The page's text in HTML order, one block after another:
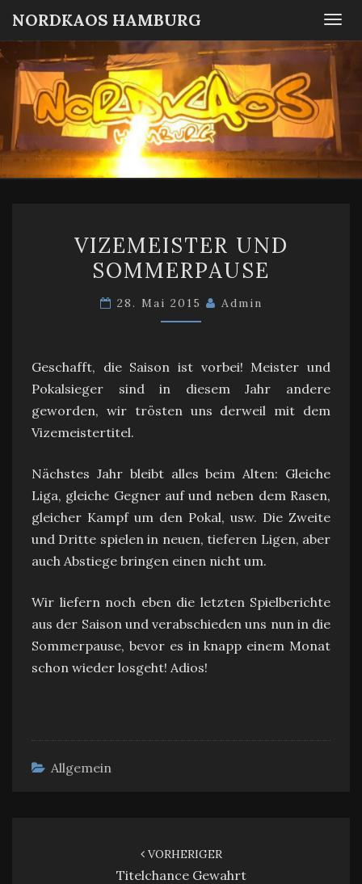
NORDKAOS HAMBURG
Fanszene
SC
Victoria
Hamburg
UND
SOMMERPAUSE
VIZEMEISTER UND
SOMMERPAUSE
28. Mai 2015 Admin
Geschafft, die Saison ist vorbei! Meister und
Pokalsieger sind in diesem Jahr andere
geworden, wir trösten uns derweil mit dem
Vizemeistertitel.
Nächstes Jahr bleibt alles beim Alten: Gleiche
Liga, gleiche Gegner auf und neben dem Rasen,
gleicher Kampf um den Pokal, usw. Die Zweite
und Dritte spielen in neuen, tieferen Ligen, aber
auch Abstiege bringen einen nicht um.
Wir liefern noch eben die letzten Spielberichte
aus der Saison und verabschieden uns nun in die
Sommerpause, bevor es in knapp einem Monat
schon wieder losgeht! Adios!
Allgemein
VORHERIGER
Titelchance Gewahrt